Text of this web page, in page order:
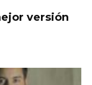
versión